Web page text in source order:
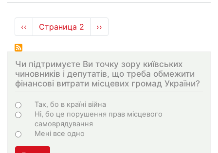
Нумерация
страниц
←
‹‹ Страница 2
Следующая
страница
››
Чи підтримуєте Ви точку зору київських
чиновників і депутатів, що треба обмежити
фінансові витрати місцевих громад України?
Choices
Так, бо в країні війна
Ні, бо це порушення прав місцевого
самоврядування
Мені все одно